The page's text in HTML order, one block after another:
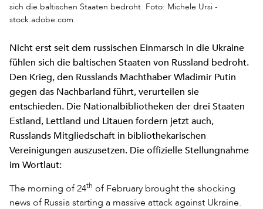
sich die baltischen Staaten bedroht. Foto: Michele Ursi -
stock.adobe.com
Nicht erst seit dem russischen Einmarsch in die Ukraine
fühlen sich die baltischen Staaten von Russland bedroht.
Den Krieg, den Russlands Machthaber Wladimir Putin
gegen das Nachbarland führt, verurteilen sie
entschieden. Die Nationalbibliotheken der drei Staaten
Estland, Lettland und Litauen fordern jetzt auch,
Russlands Mitgliedschaft in bibliothekarischen
Vereinigungen auszusetzen. Die offizielle Stellungnahme
im Wortlaut:
The morning of 24th of February brought the shocking
news of Russia starting a massive attack against Ukraine.